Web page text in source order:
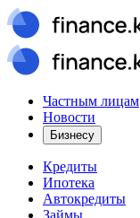
Частным лицам
Новости
Бизнесу
Кредиты
Ипотека
Автокредиты
Займы